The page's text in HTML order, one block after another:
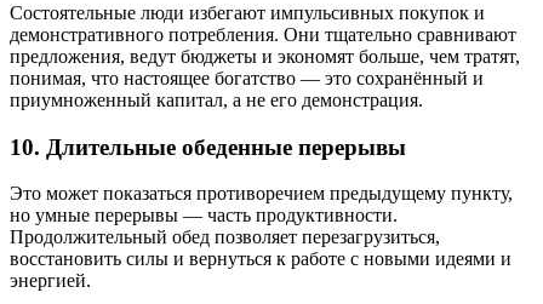
Состоятельные люди избегают импульсивных покупок и
демонстративного потребления. Они тщательно сравнивают
предложения, ведут бюджеты и экономят больше, чем тратят,
понимая, что настоящее богатство — это сохранённый и
приумноженный капитал, а не его демонстрация.
10. Длительные обеденные перерывы
Это может показаться противоречием предыдущему пункту,
но умные перерывы — часть продуктивности.
Продолжительный обед позволяет перезагрузиться,
восстановить силы и вернуться к работе с новыми идеями и
энергией.